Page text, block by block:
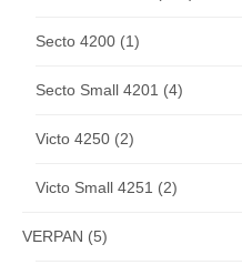
Secto 4200 (1)
Secto Small 4201 (4)
Victo 4250 (2)
Victo Small 4251 (2)
VERPAN (5)